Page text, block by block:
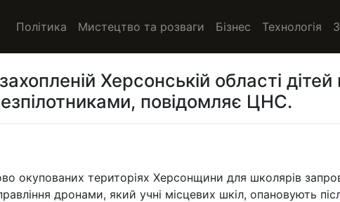
Політика Мистецтво та розваги Бізнес Технологія
Херсонській області
повідомляє ЦНС.
окупованих територіях Херсонщини для школярів
дронами, який учні місцевих шкіл, опановують